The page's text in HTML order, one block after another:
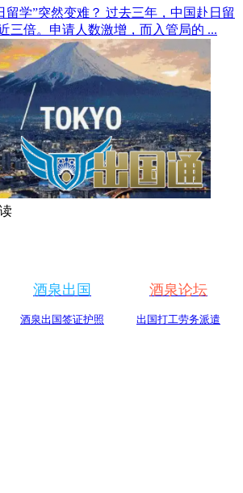
留学”突然变难？ 过去三年，中国赴日留
三倍。申请人数激增，而入管局的 ...
酒泉出国
酒泉出国签证护照
酒泉论坛
出国打工劳务派遣